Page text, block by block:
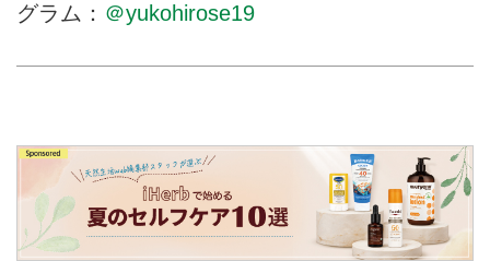
グラム： ＠yukohirose19